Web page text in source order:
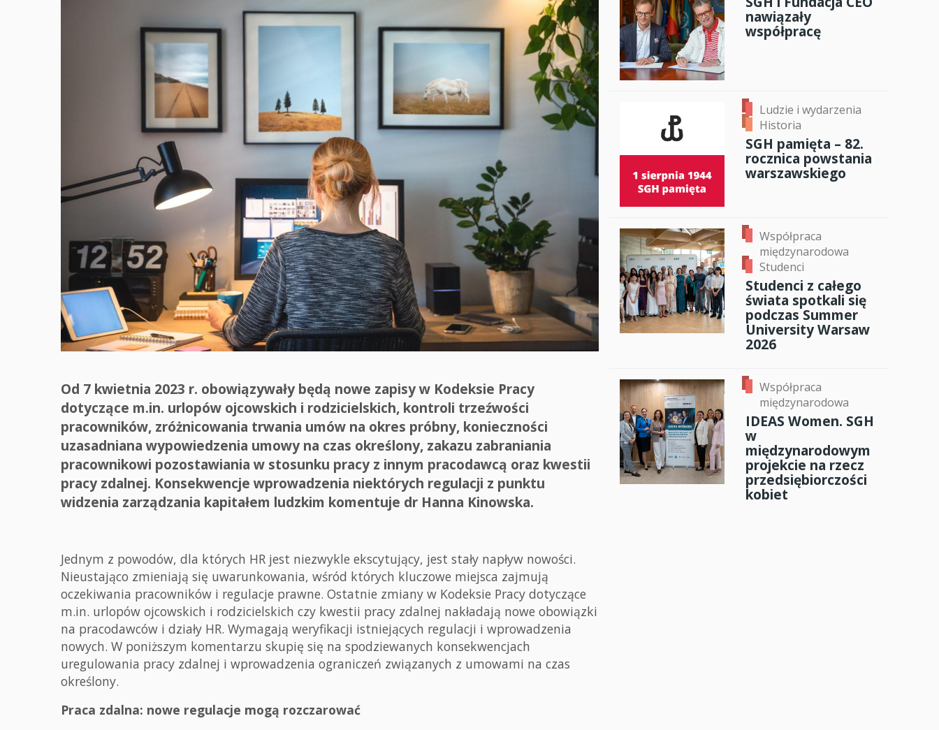
Studenci i doktoranci
Absolwenci
Współpraca międzynarodowa
Współpraca z otoczeniem
Sport
Od 7 kwietnia 2023 r. obowiązywały będą nowe zapisy w Kodeksie Pracy
dotyczące m.in. urlopów ojcowskich i rodzicielskich, kontroli trzeźwości
pracowników, zróżnicowania trwania umów na okres próbny, konieczności
uzasadniana wypowiedzenia umowy na czas określony, zakazu zabraniania
pracownikowi pozostawiania w stosunku pracy z innym pracodawcą oraz kwestii
pracy zdalnej. Konsekwencje wprowadzenia niektórych regulacji z punktu
widzenia zarządzania kapitałem ludzkim komentuje dr Hanna Kinowska.
Jednym z powodów, dla których HR jest niezwykle ekscytujący, jest stały napływ nowości.
Nieustająco zmieniają się uwarunkowania, wśród których kluczowe miejsca zajmują
oczekiwania pracowników i regulacje prawne. Ostatnie zmiany w Kodeksie Pracy dotyczące
m.in. urlopów ojcowskich i rodzicielskich czy kwestii pracy zdalnej nakładają nowe obowiązki
na pracodawców i działy HR. Wymagają weryfikacji istniejących regulacji i wprowadzenia
nowych. W poniższym komentarzu skupię się na spodziewanych konsekwencjach
uregulowania pracy zdalnej i wprowadzenia ograniczeń związanych z umowami na czas
określony.
Praca zdalna: nowe regulacje mogą rozczarować
nawiązały
współpracę
Ludzie i wydarzenia
Historia
SGH pamięta – 82.
rocznica powstania
warszawskiego
Współpraca
międzynarodowa
Studenci
Studenci z całego
świata spotkali się
podczas Summer
University Warsaw
2026
Współpraca
międzynarodowa
IDEAS Women. SGH
w
międzynarodowym
projekcie na rzecz
przedsiębiorczości
kobiet